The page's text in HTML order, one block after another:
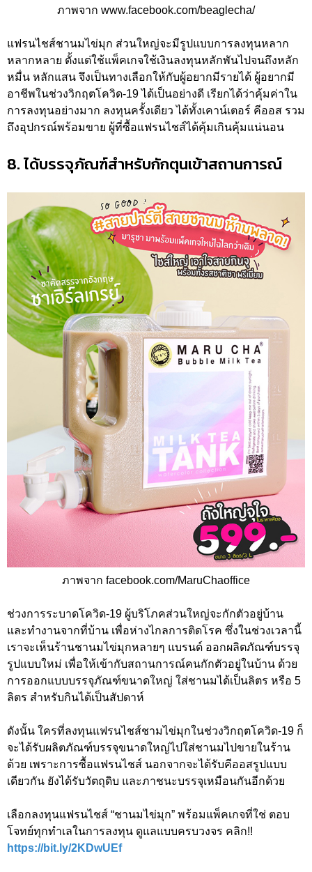
ภาพจาก www.facebook.com/beaglecha/
แฟรนไชส์ชานมไข่มุก ส่วนใหญ่จะมีรูปแบบการลงทุนหลาก
หลากหลาย ตั้งแต่ใช้แพ็คเกจใช้เงินลงทุนหลักพันไปจนถึงหลัก
หมื่น หลักแสน จึงเป็นทางเลือกให้กับผู้อยากมีรายได้ ผู้อยากมี
อาชีพในช่วงวิกฤตโควิด-19 ได้เป็นอย่างดี เรียกได้ว่าคุ้มค่าใน
การลงทุนอย่างมาก ลงทุนครั้งเดียว ได้ทั้งเคาน์เตอร์ คีออส รวม
ถึงอุปกรณ์พร้อมขาย ผู้ที่ซื้อแฟรนไชส์ได้คุ้มเกินคุ้มแน่นอน
8. ได้บรรจุภัณฑ์สำหรับกักตุนเข้าสถานการณ์
ภาพจาก facebook.com/MaruChaoffice
ช่วงการระบาดโควิด-19 ผู้บริโภคส่วนใหญ่จะกักตัวอยู่บ้าน
และทำงานจากที่บ้าน เพื่อห่างไกลการติดโรค ซึ่งในช่วงเวลานี้
เราจะเห็นร้านชานมไข่มุกหลายๆ แบรนด์ ออกผลิตภัณฑ์บรรจุ
รูปแบบใหม่ เพื่อให้เข้ากับสถานการณ์คนกักตัวอยู่ในบ้าน ด้วย
การออกแบบบรรจุภัณฑ์ขนาดใหญ่ ใส่ชานมได้เป็นลิตร หรือ 5
ลิตร สำหรับกินได้เป็นสัปดาห์
ดังนั้น ใครที่ลงทุนแฟรนไชส์ชามไข่มุกในช่วงวิกฤตโควิด-19 ก็
จะได้รับผลิตภัณฑ์บรรจุขนาดใหญ่ไปใส่ชานมไปขายในร้าน
ด้วย เพราะการซื้อแฟรนไชส์ นอกจากจะได้รับคีออสรูปแบบ
เดียวกัน ยังได้รับวัตถุดิบ และภาชนะบรรจุเหมือนกันอีกด้วย
เลือกลงทุนแฟรนไชส์ “ชานมไข่มุก” พร้อมแพ็คเกจที่ใช่ ตอบ
โจทย์ทุกทำเลในการลงทุน ดูแลแบบครบวงจร คลิก!!
https://bit.ly/2KDwUEf